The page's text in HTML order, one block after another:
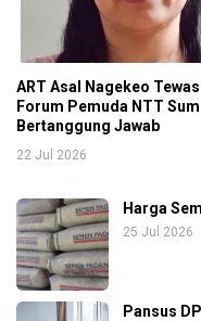
ART Asal Nagekeo
Forum Pemuda NTT
Bertanggung Jawab
22 Jul 2026
Harga
25 Jul 2026
Pansus